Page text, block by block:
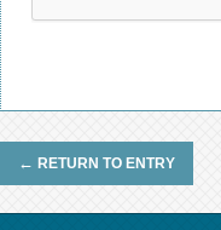
← RETURN TO ENTRY